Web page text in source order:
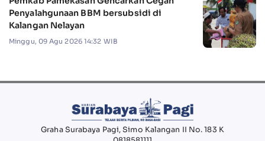
Penyalahgunaan BBM bersubsidi di
Kalangan Nelayan
Minggu, 09 Agu 2026 14:32 WIB
Graha Surabaya Pagi, Simo Kalangan II No. 183 K